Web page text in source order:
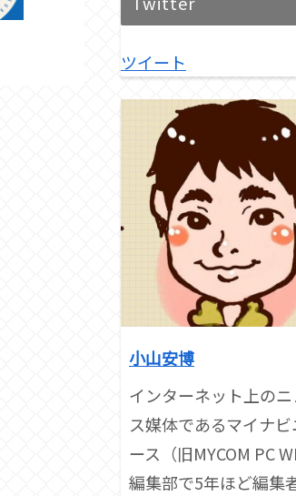
ツイート
小山安博
インターネット上のニ
ス媒体であるマイナビ
ース（旧MYCOM PC
編集部で5年ほど編集